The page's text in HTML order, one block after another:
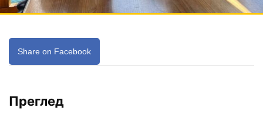
Share on Facebook
Преглед